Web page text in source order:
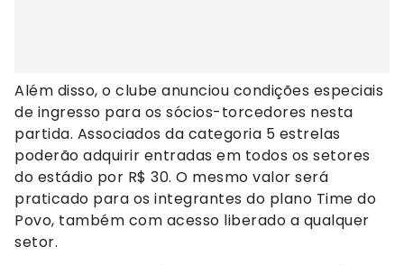
Além disso, o clube anunciou condições especiais
de ingresso para os sócios-torcedores nesta
partida. Associados da categoria 5 estrelas
poderão adquirir entradas em todos os setores
do estádio por R$ 30. O mesmo valor será
praticado para os integrantes do plano Time do
Povo, também com acesso liberado a qualquer
setor.